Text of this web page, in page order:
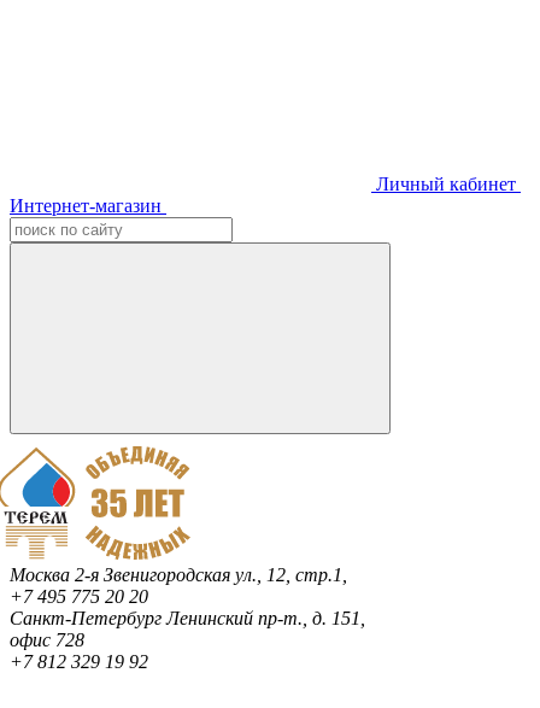
Личный кабинет
Интернет-магазин
Москва 2-я Звенигородская ул., 12, стр.1,
+7 495 775 20 20
Санкт-ПетербургЛенинский пр-т., д. 151,
офис 728
+7 812 329 19 92